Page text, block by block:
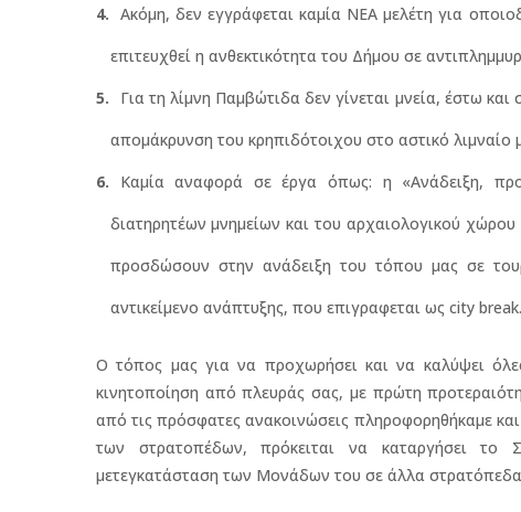
Ακόμη, δεν εγγράφεται καμία ΝΕΑ μελέτη για
επιτευχθεί η ανθεκτικότητα του Δήμου σε
Για τη λίμνη Παμβώτιδα δεν γίνεται μνεία, έστω
απομάκρυνση του κρηπιδότοιχου στο αστικό λιμναίο
Καμία αναφορά σε έργα όπως: η «Ανάδειξη,
διατηρητέων μνημείων και του αρχαιολογικού
προσδώσουν στην ανάδειξη του τόπου μας σε
αντικείμενο ανάπτυξης, που επιγραφεται ως city break.
Ο τόπος μας για να προχωρήσει και να καλύψει
κινητοποίηση από πλευράς σας, με πρώτη
από τις πρόσφατες ανακοινώσεις πληροφορηθήκαμε
των στρατοπέδων, πρόκειται να καταργήσει το
μετεγκατάσταση των Μονάδων του σε άλλα